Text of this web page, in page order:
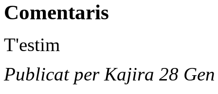
Comentaris
T'estim
Publicat per Kajira 28